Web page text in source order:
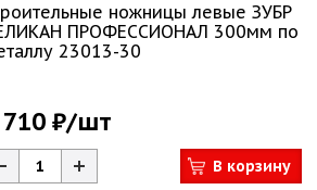
ножницы левые ЗУБР
ПРОФЕССИОНАЛ 300мм по
23013-30
₽/шт
В корзину